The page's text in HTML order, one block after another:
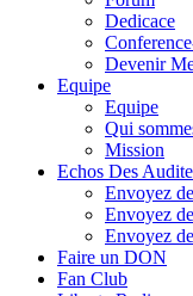
Dedicace
Devenir
Equipe
Equipe
Qui
Mission
Echos Des
Envoyez
Envoyez
Envoyez
Faire un DON
Fan Club